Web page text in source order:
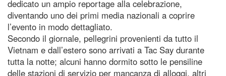
dedicato un ampio reportage alla celebrazione,
diventando uno dei primi media nazionali a coprire
l’evento in modo dettagliato.
Secondo il giornale, pellegrini provenienti da tutto il
Vietnam e dall’estero sono arrivati a Tac Say durante
tutta la notte; alcuni hanno dormito sotto le pensiline
delle stazioni di servizio per mancanza di alloggi, altri